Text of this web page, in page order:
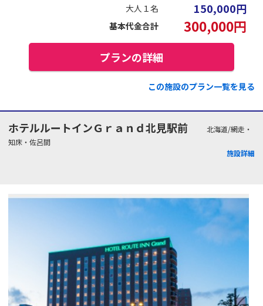
大人１名 150,000円
基本代金合計 300,000円
プランの詳細
この施設のプラン一覧を見る
ホテルルートインＧｒａｎｄ北見駅前
北海道/網走・
知床・佐呂間
施設詳細